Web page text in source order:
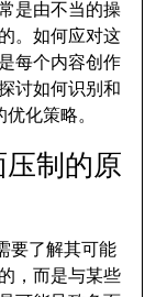
是由不当的操
。如何应对这
每个内容创作
讨如何识别和
化策略。
制的原
要了解其可能
，而是与某些